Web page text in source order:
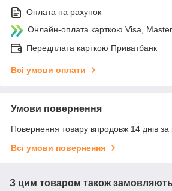
Оплата на рахунок
Онлайн-оплата карткою Visa,
Передплата карткою Приватбанк
Всі умови оплати
Умови повернення
Повернення товару впродовж 14 днів за
Всі умови повернення
З цим товаром також замовляють